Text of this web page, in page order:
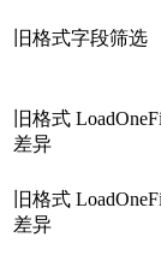
旧格式字段筛选
旧格式
差异
旧格式
差异